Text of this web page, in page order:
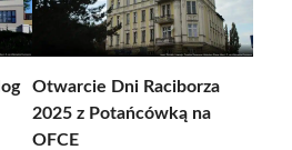
Otwarcie Dni Raciborza
2025 z Potańcówką na
OFCE